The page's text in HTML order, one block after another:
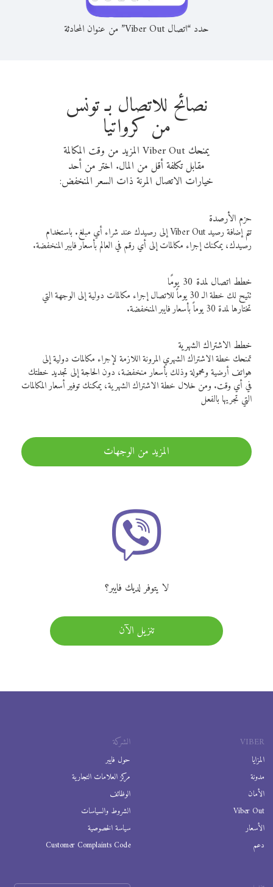
حدد “اتصال Viber Out” من عنوان المحادثة
نصائح للاتصال بـ تونس
من كرواتيا
يمنحك Viber Out المزيد من وقت المكالمة
مقابل تكلفة أقل من المال. اختر من أحد
خيارات الاتصال المرنة ذات السعر المنخفض:
حزم الأرصدة
تتم إضافة رصيد Viber Out إلى رصيدك عند شراء أي مبلغ. باستخدام
رصيدك، يمكنك إجراء مكالمات إلى أي رقم في العالم بأسعار فايبر المنخفضة.
خطط اتصال لمدة 30 يومًا
تتيح لك خطة الـ 30 يوماً للاتصال إجراء مكالمات دولية إلى الوجهة التي
تختارها لمدة 30 يوماً بأسعار فايبر المنخفضة.
خطط الاشتراك الشهرية
تمنحك خطة الاشتراك الشهري المرونة اللازمة لإجراء مكالمات دولية إلى
هواتف أرضية ومحمولة وذلك بأسعار منخفضة، دون الحاجة إلى تجديد خطتك
في أي وقت. ومن خلال خطة الاشتراك الشهرية، يمكنك توفير أسعار المكالمات
التي تجريها بالفعل
المزيد من الوجهات
لا يتوفر لديك فايبر؟
تنزيل الآن
VIBER
المزايا
مدونة
الأمان
Viber Out
الأسعار
دعم
الشركة
حول فايبر
مركز العلامات التجارية
الوظائف
الشروط والسياسات
سياسة الخصوصية
Customer Complaints Code